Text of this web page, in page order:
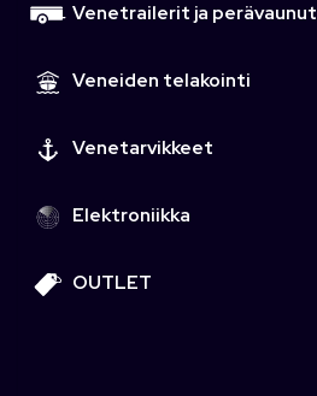
Venetrailerit ja perävaunut
Veneiden telakointi
Venetarvikkeet
Elektroniikka
OUTLET